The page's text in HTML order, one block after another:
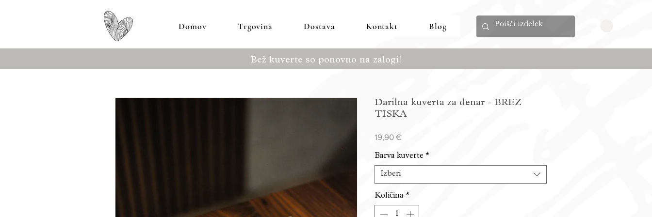
Domov Trgovina Dostava Kontakt Blog
Bež kuverte so ponovno na zalogi!
Darilna kuverta za denar - BREZ
TISKA
19,90 €
Barva kuverte *
Izberi
Količina *